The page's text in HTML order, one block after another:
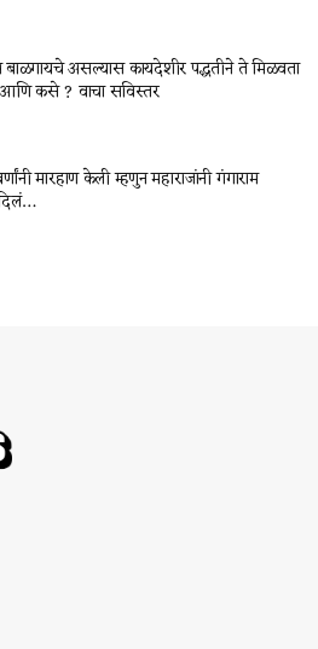
असल्यास कायदेशीर पद्धतीने ते मिळवता
कसे ? वाचा सविस्तर
मारहाण केली म्हणुन महाराजांनी गंगाराम